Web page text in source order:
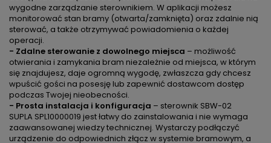
wygodne zarządzanie sterownikiem. W aplikacji możesz
monitorować stan bramy (otwarta/zamknięta) oraz zdalnie nią
sterować, a także otrzymywać powiadomienia o każdej
operacji.
- Zdalne sterowanie z dowolnego miejsca – możliwość
otwierania i zamykania bram niezależnie od miejsca, w którym
się znajdujesz, daje ogromną wygodę, zwłaszcza gdy chcesz
wpuścić gości na posesję lub zapewnić dostawcom dostęp
podczas Twojej nieobecności.
- Prosta instalacja i konfiguracja – sterownik SBW-02
SUPLA SPL10000019 jest łatwy do zainstalowania i nie wymaga
zaawansowanej wiedzy technicznej. Wystarczy podłączyć
urządzenie do odpowiednich złącz w systemie bramowym, a